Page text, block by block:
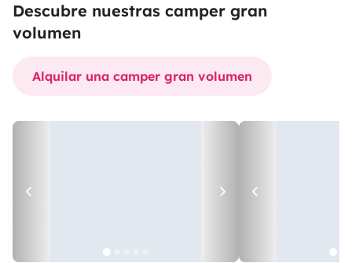
Descubre nuestras camper gran
volumen
Alquilar una camper gran volumen